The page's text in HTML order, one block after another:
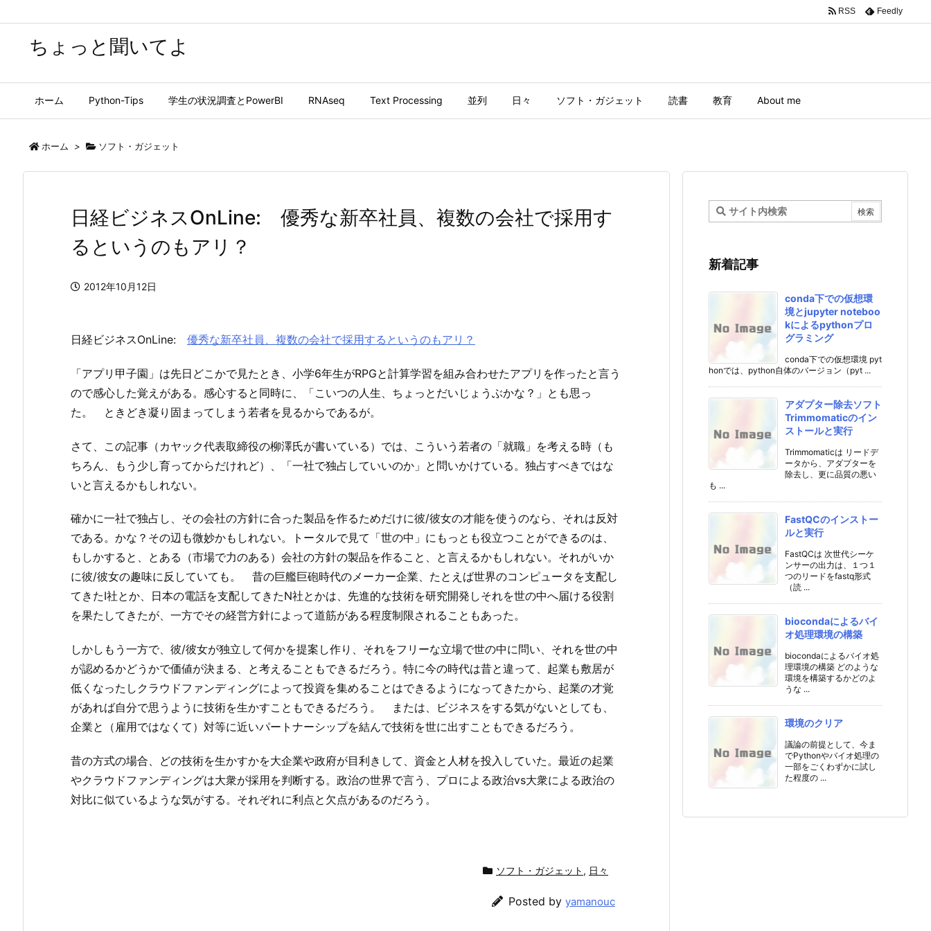
ちょっと聞いてよ
ホーム Python-Tips 学生の状況調査とPowerBI RNAseq Text Processing 並列 日々 ソフト・ガジェット 読書 教育 About me
RSS Feedly
ホーム > ソフト・ガジェット
日経ビジネスOnLine: 優秀な新卒社員、複数の会社で採用す
るというのもアリ？
2012年10月12日
日経ビジネスOnLine: 優秀な新卒社員、複数の会社で採用するというのもアリ？
「アプリ甲子園」は先日どこかで見たとき、小学6年生がRPGと計算学習を組み合わせたアプリを作ったと言う
ので感心した覚えがある。感心すると同時に、「こいつの人生、ちょっとだいじょうぶかな？」とも思っ
た。 ときどき凝り固まってしまう若者を見るからであるが。
さて、この記事（カヤック代表取締役の柳澤氏が書いている）では、こういう若者の「就職」を考える時（も
ちろん、もう少し育ってからだけれど）、「一社で独占していいのか」と問いかけている。独占すべきではな
いと言えるかもしれない。
確かに一社で独占し、その会社の方針に合った製品を作るためだけに彼/彼女の才能を使うのなら、それは反対
である。かな？その辺も微妙かもしれない。トータルで見て「世の中」にもっとも役立つことができるのは、
もしかすると、とある（市場で力のある）会社の方針の製品を作ること、と言えるかもしれない。それがいか
に彼/彼女の趣味に反していても。 昔の巨艦巨砲時代のメーカー企業、たとえば世界のコンピュータを支配し
てきたI社とか、日本の電話を支配してきたN社とかは、先進的な技術を研究開発しそれを世の中へ届ける役割
を果たしてきたが、一方でその経営方針によって道筋がある程度制限されることもあった。
しかしもう一方で、彼/彼女が独立して何かを提案し作り、それをフリーな立場で世の中に問い、それを世の中
が認めるかどうかで価値が決まる、と考えることもできるだろう。特に今の時代は昔と違って、起業も敷居が
低くなったしクラウドファンディングによって投資を集めることはできるようになってきたから、起業の才覚
があれば自分で思うように技術を生かすこともできるだろう。 または、ビジネスをする気がないとしても、
企業と（雇用ではなくて）対等に近いパートナーシップを結んで技術を世に出すこともできるだろう。
昔の方式の場合、どの技術を生かすかを大企業や政府が目利きして、資金と人材を投入していた。最近の起業
やクラウドファンディングは大衆が採用を判断する。政治の世界で言う、プロによる政治vs大衆による政治の
対比に似ているような気がする。それぞれに利点と欠点があるのだろう。
ソフト・ガジェット , 日々
Posted by yamanouc
新着記事
conda下での仮想環
境とjupyter noteboo
kによるpythonプロ
グラミング
conda下での仮想環境 pyt
honでは、python自体のバージョン（pyt ...
アダプター除去ソフト
Trimmomaticのイン
ストールと実行
Trimmomaticは リードデ
ータから、アダプターを
除去し、更に品質の悪い
も ...
FastQCのインストー
ルと実行
FastQCは 次世代シーケ
ンサーの出力は、１つ１
つのリードをfastq形式
（読 ...
biocondaによるバイ
オ処理環境の構築
biocondaによるバイオ処
理環境の構築 どのような
環境を構築するかどのよ
うな ...
環境のクリア
議論の前提として、今ま
でPythonやバイオ処理の
一部をごくわずかに試し
た程度の ...